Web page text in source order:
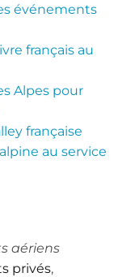
événements
français au
Alpes pour
française
au service
aériens
privés,